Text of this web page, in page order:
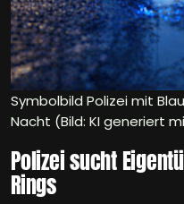
Symbolbild Polizei mit
Nacht (Bild: KI generiert
Polizei sucht
Rings